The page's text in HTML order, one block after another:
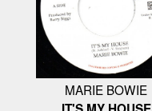
MARIE BOWIE